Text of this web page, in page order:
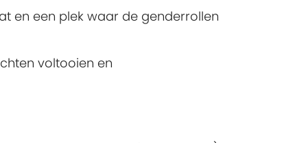
en een plek waar de genderrollen
voltooien en